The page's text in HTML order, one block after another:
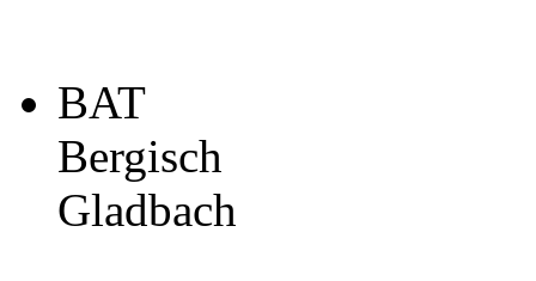
BAT
Bergisch
Gladbach